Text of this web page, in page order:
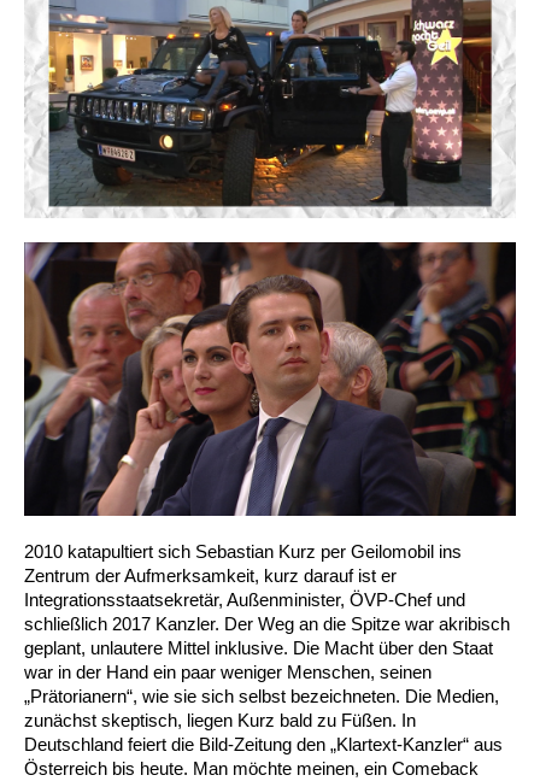
2010 katapultiert sich Sebastian Kurz per Geilomobil ins
Zentrum der Aufmerksamkeit, kurz darauf ist er
Integrationsstaatsekretär, Außenminister, ÖVP-Chef und
schließlich 2017 Kanzler. Der Weg an die Spitze war akribisch
geplant, unlautere Mittel inklusive. Die Macht über den Staat
war in der Hand ein paar weniger Menschen, seinen
„Prätorianern“, wie sie sich selbst bezeichneten. Die Medien,
zunächst skeptisch, liegen Kurz bald zu Füßen. In
Deutschland feiert die Bild-Zeitung den „Klartext-Kanzler“ aus
Österreich bis heute. Man möchte meinen, ein Comeback